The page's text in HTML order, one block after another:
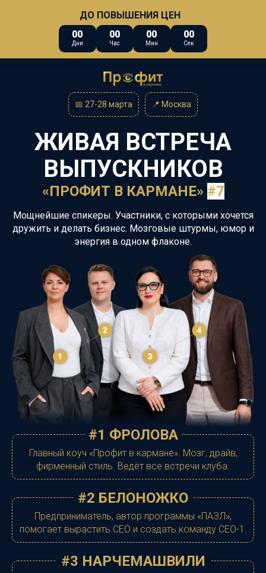
ДО ПОВЫШЕНИЯ ЦЕН
00
Дни
00
Час
00
Мин
00
Сек
📅 27-28 марта 📍 Москва
ЖИВАЯ ВСТРЕЧА
ВЫПУСКНИКОВ
«ПРОФИТ В КАРМАНЕ» #7
Мощнейшие спикеры. Участники, с которыми хочется
дружить и делать бизнес. Мозговые штурмы, юмор и
энергия в одном флаконе.
#1 ФРОЛОВА
Главный коуч «Профит в кармане». Мозг, драйв,
фирменный стиль. Ведёт все встречи клуба.
#2 БЕЛОНОЖКО
Предприниматель, автор программы «ПАЗЛ»,
помогает вырастить CEO и создать команду CEO-1.
#3 НАРЧЕМАШВИЛИ